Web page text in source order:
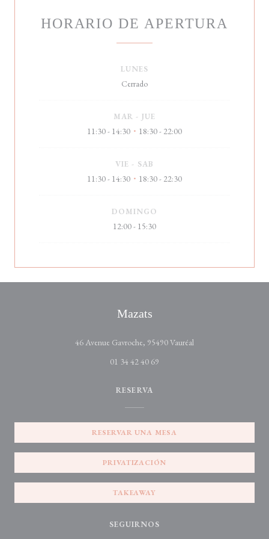
HORARIO DE APERTURA
LUNES
Cerrado
MAR - JUE
11:30 - 14:30 • 18:30 - 22:00
VIE - SAB
11:30 - 14:30 • 18:30 - 22:30
DOMINGO
12:00 - 15:30
Mazats
46 Avenue Gavroche, 95490 Vauréal
01 34 42 40 69
RESERVA
RESERVAR UNA MESA
PRIVATIZACIÓN
TAKEAWAY
SEGUIRNOS